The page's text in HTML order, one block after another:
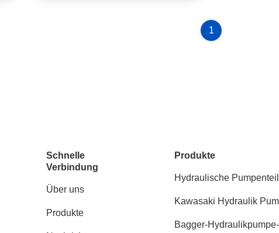
1
Schnelle
Verbindung
Über uns
Produkte
Produkte
Hydraulische
Kawasaki Hydraulik
Bagger-